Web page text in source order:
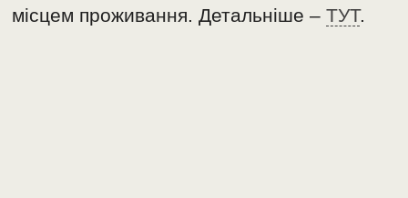
місцем проживання. Детальніше –ТУТ.